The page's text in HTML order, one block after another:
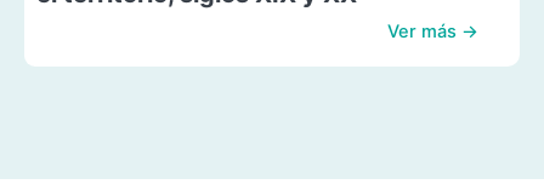
Ver más →